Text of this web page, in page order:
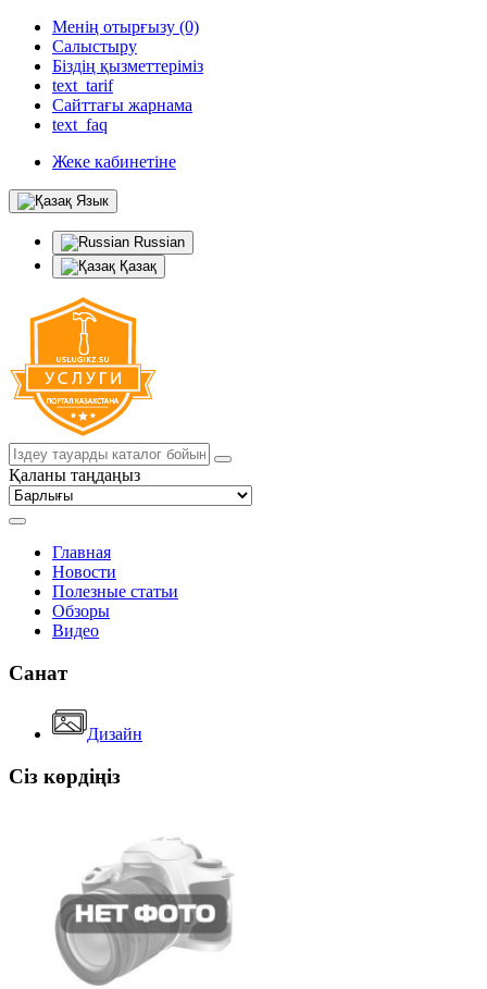
Менің отырғызу (0)
Салыстыру
Біздің қызметтеріміз
text_tarif
Сайттағы жарнама
text_faq
Жеке кабинетіне
Язык
Russian
Қазақ
Қаланы таңдаңыз
Главная
Новости
Полезные статьи
Обзоры
Видео
Санат
Дизайн
Сіз көрдіңіз